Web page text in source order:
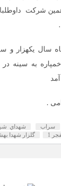
شرکت
سال یکهزار
به سینه در
.
سراب شهداي
1 گلزار شهدا